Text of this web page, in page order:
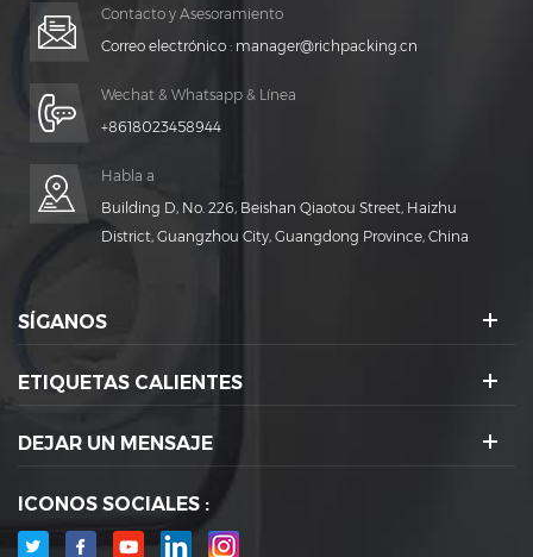
Contacto y Asesoramiento
Correo electrónico : manager@richpacking.cn
Wechat & Whatsapp & Línea
+8618023458944
Habla a
Building D, No. 226, Beishan Qiaotou Street, Haizhu
District, Guangzhou City, Guangdong Province, China
SÍGANOS
ETIQUETAS CALIENTES
DEJAR UN MENSAJE
ICONOS SOCIALES :